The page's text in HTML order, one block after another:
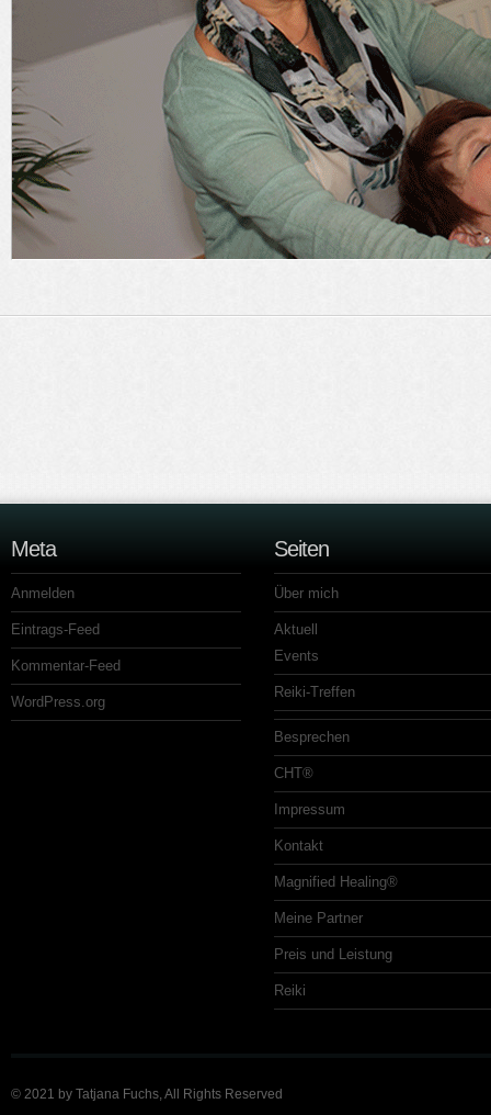
Meta
Anmelden
Eintrags-Feed
Kommentar-Feed
WordPress.org
Seiten
Über mich
Aktuell
Events
Reiki-Treffen
Besprechen
CHT®
Impressum
Kontakt
Magnified Healing®
Meine Partner
Preis und Leistung
Reiki
© 2021 by Tatjana Fuchs, All Rights Reserved